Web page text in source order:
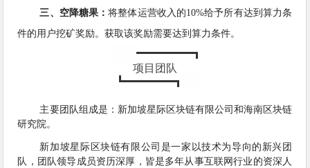
三、空降糖果：将整体运营收入的10%给予所有达到算力条
件的用户挖矿奖励。获取该奖励需要达到算力条件。
项目团队
主要团队组成是：新加坡星际区块链有限公司和海南区块链
研究院。
新加坡星际区块链有限公司是一家以技术为导向的新兴团
队，团队领导成员资历深厚，皆是多年从事互联网行业的资深人